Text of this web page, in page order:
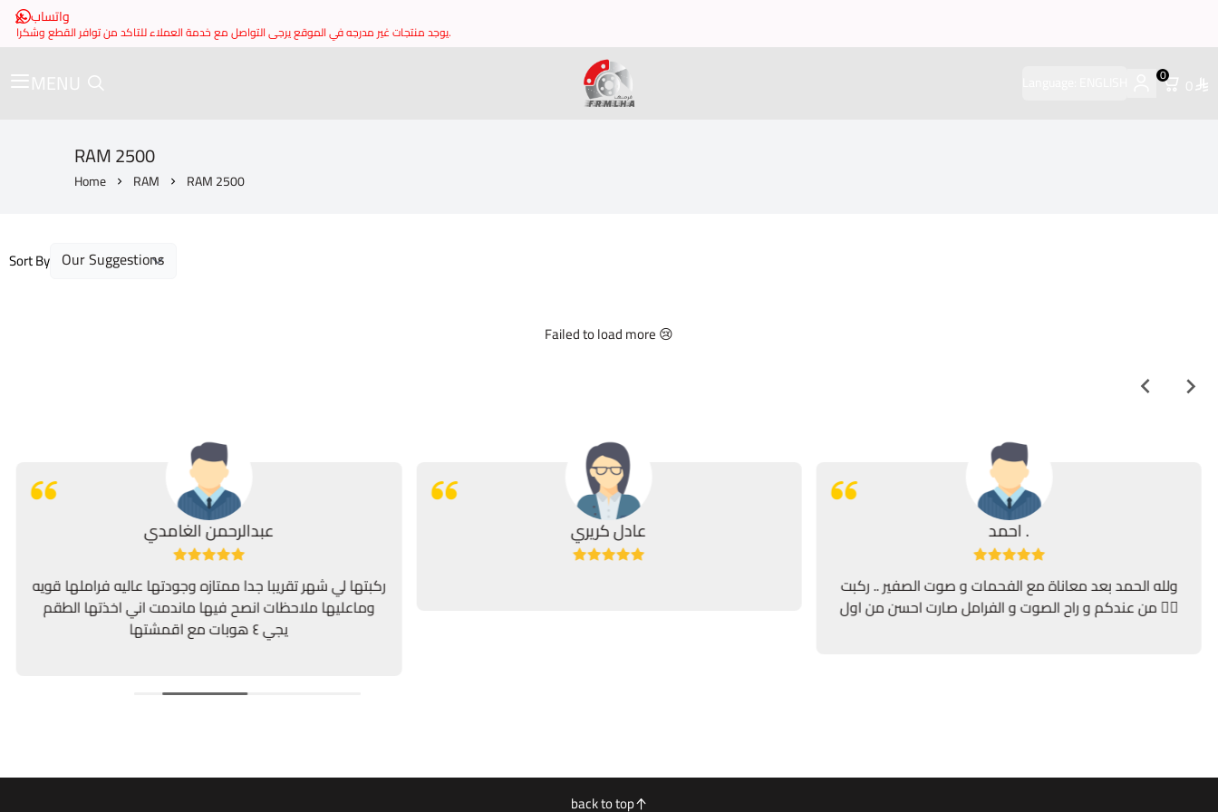
واتساب
يوجد منتجات غير مدرجه في الموقع يرجى التواصل مع خدمة العملاء للتاكد من توافر القطع وشكرا.
MENU brake it
0 0
RAM 2500
Home RAM RAM 2500
Sort By
Failed to load more 😢
عبدالرحمن الغامدي
ركبتها لي شهر تقريبا جدا ممتازه وجودتها عاليه فراملها قويه
وماعليها ملاحظات انصح فيها ماندمت اني اخذتها الطقم
يجي ٤ هوبات مع اقمشتها
عادل كريري احمد .
ولله الحمد بعد معاناة مع الفحمات و صوت الصفير .. ركبت
من عندكم و راح الصوت و الفرامل صارت احسن من اول 👍🏻
back to top